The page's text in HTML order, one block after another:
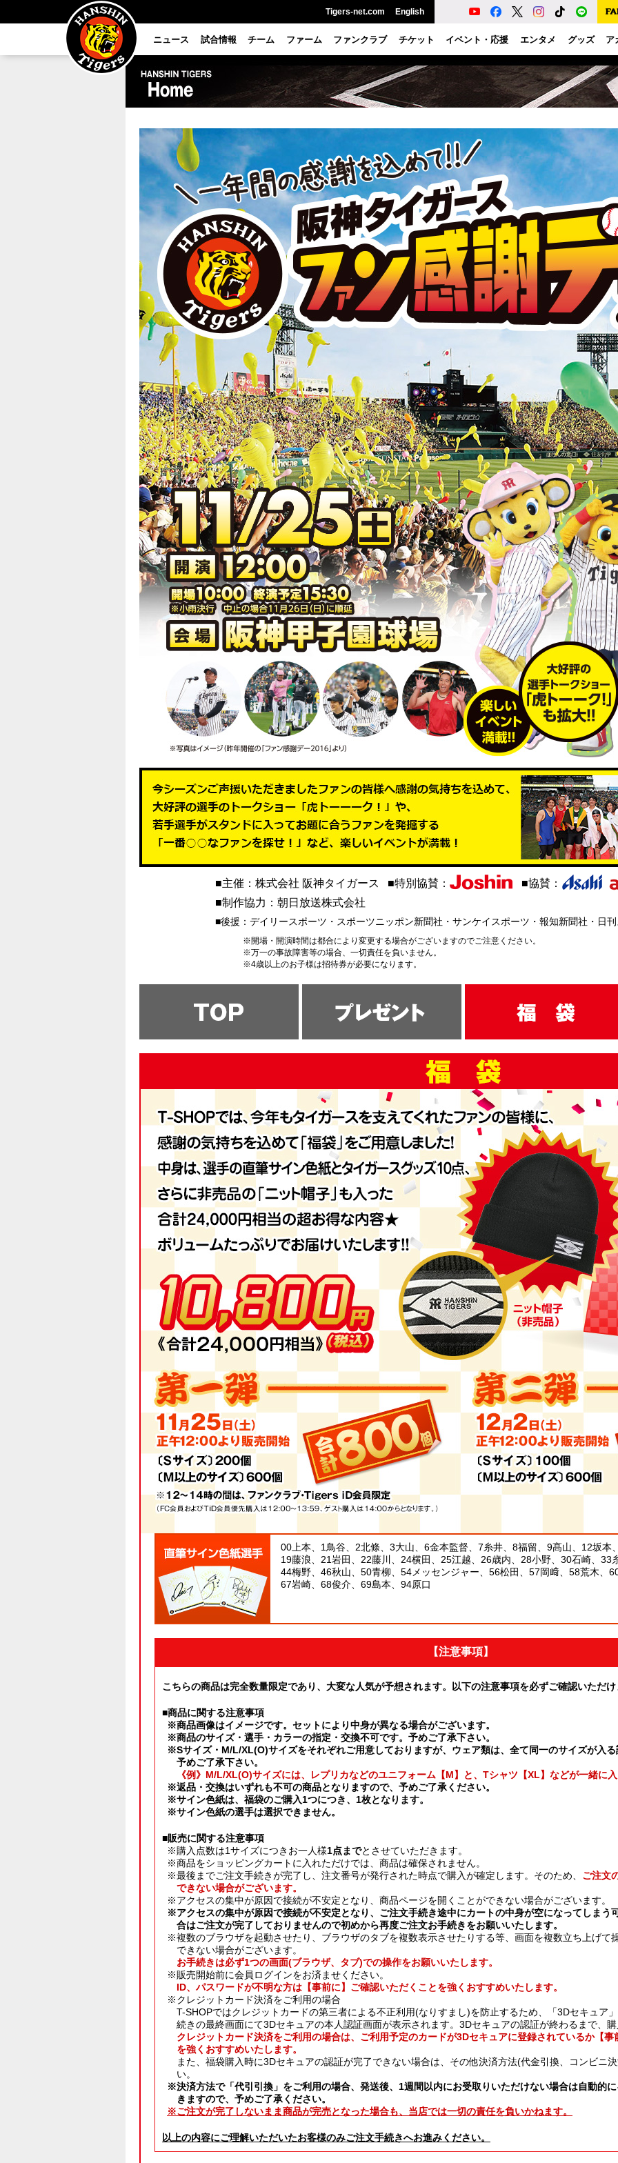
Tigers-net.com English
ニュース 試合情報 チーム ファーム ファンクラブ チケット イベント・応援 エンタメ グッズ ア
■主催：株式会社 阪神タイガース ■特別協賛：
■協賛：
■制作協力：朝日放送株式会社
■後援：デイリースポーツ・スポーツニッポン新聞社・サンケイスポーツ・報知新聞社・日
※開場・開演時間は都合により変更する場合がございますのでご注意ください。
※万一の事故障害等の場合、一切責任を負いません。
※4歳以上のお子様は招待券が必要になります。
00上本、1鳥谷、2北條、3大山、6金本監督、7糸井、8福留、9髙山、12坂本
19藤浪、21岩田、22藤川、24横田、25江越、26歳内、28小野、30石崎、33
44梅野、46秋山、50青柳、54メッセンジャー、56松田、57岡﨑、58荒木、
67岩崎、68俊介、69島本、94原口
【注意事項】
こちらの商品は完全数量限定であり、大変な人気が予想されます。以下の注意事項を必ずご確認いただ
■商品に関する注意事項
※商品画像はイメージです。セットにより中身が異なる場合がございます。
※商品のサイズ・選手・カラーの指定・交換不可です。予めご了承下さい。
※Sサイズ・M/L/XL(O)サイズをそれぞれご用意しておりますが、ウェア類は、全て同一のサイズが入
予めご了承下さい。
《例》M/L/XL(O)サイズには、レプリカなどのユニフォーム【M】と、Tシャツ【XL】などが一緒に
※返品・交換はいずれも不可の商品となりますので、予めご了承ください。
※サイン色紙は、福袋のご購入1つにつき、1枚となります。
※サイン色紙の選手は選択できません。
■販売に関する注意事項
※購入点数は1サイズにつきお一人様1点までとさせていただきます。
※商品をショッピングカートに入れただけでは、商品は確保されません。
※最後までご注文手続きが完了し、注文番号が発行された時点で購入が確定します。そのため、 ご注文
できない場合がございます。
※アクセスの集中が原因で接続が不安定となり、商品ページを開くことができない場合がございます。
※アクセスの集中が原因で接続が不安定となり、ご注文手続き途中にカートの中身が空になってしまう
合はご注文が完了しておりませんので初めから再度ご注文お手続きをお願いいたします。
※複数のブラウザを起動させたり、ブラウザのタブを複数表示させたりする等、画面を複数立ち上げて
できない場合がございます。
お手続きは必ず1つの画面(ブラウザ、タブ)での操作をお願いいたします。
※販売開始前に会員ログインをお済ませください。
ID、パスワードが不明な方は【事前に】ご確認いただくことを強くおすすめいたします。
※クレジットカード決済をご利用の場合
T-SHOPではクレジットカードの第三者による不正利用(なりすまし)を防止するため、「3Dセキュア
続きの最終画面にて3Dセキュアの本人認証画面が表示されます。3Dセキュアの認証が終わるまで、
クレジットカード決済をご利用の場合は、ご利用予定のカードが3Dセキュアに登録されているか【
を強くおすすめいたします。
また、福袋購入時に3Dセキュアの認証が完了できない場合は、その他決済方法(代金引換、コンビニ
い。
※決済方法で「代引引換」をご利用の場合、発送後、1週間以内にお受取りいただけない場合は自動的
きますので、予めご了承ください。
※ご注文が完了しないまま商品が完売となった場合も、当店では一切の責任を負いかねます。
以上の内容にご理解いただいたお客様のみご注文手続きへお進みください。